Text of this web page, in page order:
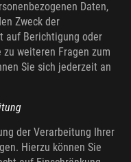
Daten,
Zweck der
auf Berichtigung oder
weiteren Fragen zum
Sie sich jederzeit an
der Verarbeitung Ihrer
Hierzu können Sie